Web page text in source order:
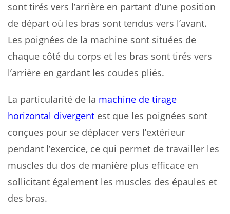
sont tirés vers l’arrière en partant d’une position
de départ où les bras sont tendus vers l’avant.
Les poignées de la machine sont situées de
chaque côté du corps et les bras sont tirés vers
l’arrière en gardant les coudes pliés.
La particularité de la machine de tirage
horizontal divergent est que les poignées sont
conçues pour se déplacer vers l’extérieur
pendant l’exercice, ce qui permet de travailler les
muscles du dos de manière plus efficace en
sollicitant également les muscles des épaules et
des bras.